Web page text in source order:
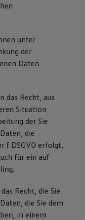
unter
der
Daten
das Recht, aus
Situation
der Sie
die
f DSGVO erfolgt,
für ein auf
Recht, die Sie
die Sie dem
in einem